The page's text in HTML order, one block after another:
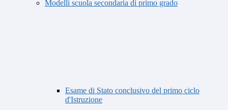
Modelli scuola secondaria di primo grado
Esame di Stato conclusivo del primo ciclo
d'Istruzione